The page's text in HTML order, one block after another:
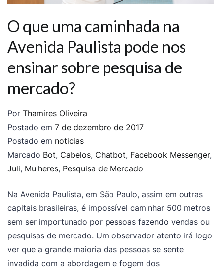
O que uma caminhada na
Avenida Paulista pode nos
ensinar sobre pesquisa de
mercado?
Por Thamires Oliveira
Postado em 7 de dezembro de 2017
Postado em noticias
Marcado Bot, Cabelos, Chatbot, Facebook Messenger,
Juli, Mulheres, Pesquisa de Mercado
Na Avenida Paulista, em São Paulo, assim em outras
capitais brasileiras, é impossível caminhar 500 metros
sem ser importunado por pessoas fazendo vendas ou
pesquisas de mercado. Um observador atento irá logo
ver que a grande maioria das pessoas se sente
invadida com a abordagem e fogem dos